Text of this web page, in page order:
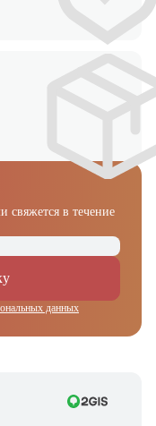
свяжется в течение
данных